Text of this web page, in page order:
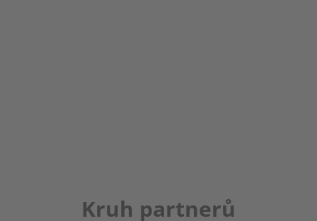
Kruh partnerů